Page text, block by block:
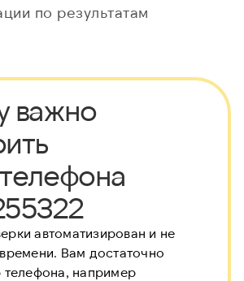
по результатам
важно
автоматизирован и не
Вам достаточно
телефона, например